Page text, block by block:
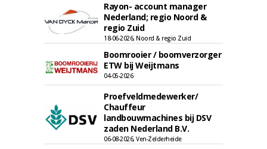
Rayon- account manager
Nederland; regio Noord &
regio Zuid
18-06-2026, Noord & regio Zuid
Boomrooier / boomverzorger
ETW bij Weijtmans
04-05-2026
Proefveldmedewerker/
Chauffeur
landbouwmachines bij DSV
zaden Nederland B.V.
06-08-2026, Ven-Zelderheide